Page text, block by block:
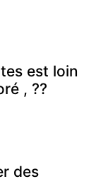
est loin
, ??
des